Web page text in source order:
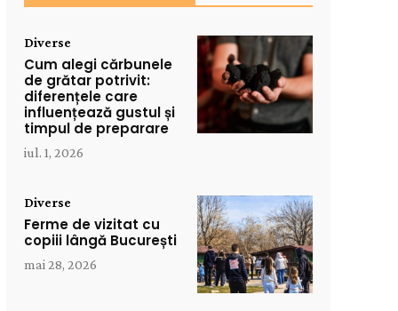
Diverse
Cum alegi cărbunele
de grătar potrivit:
diferențele care
influențează gustul și
timpul de preparare
iul. 1, 2026
Diverse
Ferme de vizitat cu
copiii lângă București
mai 28, 2026